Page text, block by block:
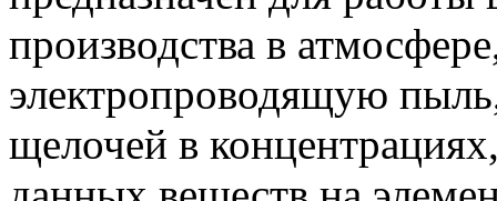
производства в
электропроводящую
щелочей в